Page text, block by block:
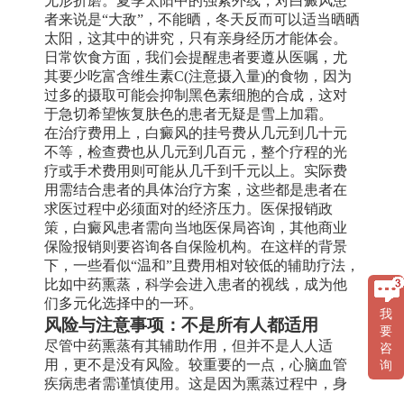
者来说是“大敌”，不能晒，冬天反而可以适当晒晒
太阳，这其中的讲究，只有亲身经历才能体会。
日常饮食方面，我们会提醒患者要遵从医嘱，尤
其要少吃富含维生素C(注意摄入量)的食物，因为
过多的摄取可能会抑制黑色素细胞的合成，这对
于急切希望恢复肤色的患者无疑是雪上加霜。
在治疗费用上，白癜风的挂号费从几元到几十元
不等，检查费也从几元到几百元，整个疗程的光
疗或手术费用则可能从几千到千元以上。实际费
用需结合患者的具体治疗方案，这些都是患者在
求医过程中必须面对的经济压力。医保报销政
策，白癜风患者需向当地医保局咨询，其他商业
保险报销则要咨询各自保险机构。在这样的背景
下，一些看似“温和”且费用相对较低的辅助疗法，
比如中药熏蒸，科学会进入患者的视线，成为他
们多元化选择中的一环。
风险与注意事项：不是所有人都适用
尽管中药熏蒸有其辅助作用，但并不是人人适
用，更不是没有风险。较重要的一点，心脑血管
疾病患者需谨慎使用。这是因为熏蒸过程中，身
我
要
咨
询